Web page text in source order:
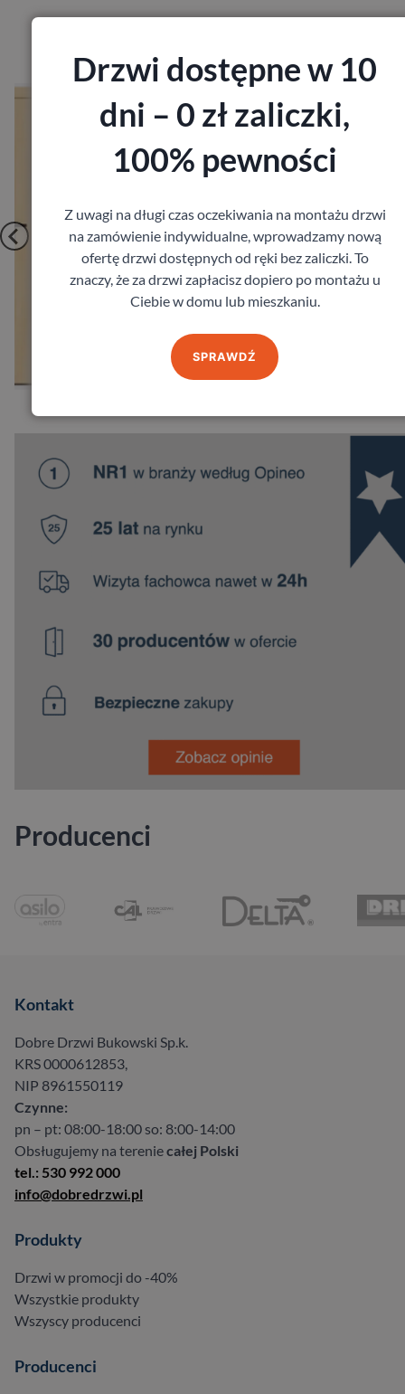
DRE
Zamów pomiar
Producenci
Kontakt
Dobre Drzwi Bukowski Sp.k.
KRS 0000612853,
NIP 8961550119
Czynne:
pn – pt: 08:00-18:00 so: 8:00-14:00
Obsługujemy na tereniecałej Polski
tel.: 530 992 000
info@dobredrzwi.pl
Produkty
Drzwi w promocji do -40%
Wszystkie produkty
Wszyscy producenci
Producenci
Drzwi dostępne w 10
dni – 0 zł zaliczki,
100% pewności
Z uwagi na długi czas oczekiwania na montażu drzwi
na zamówienie indywidualne, wprowadzamy nową
ofertę drzwi dostępnych od ręki bez zaliczki. To
znaczy, że za drzwi zapłacisz dopiero po montażu u
Ciebie w domu lub mieszkaniu.
SPRAWDŹ